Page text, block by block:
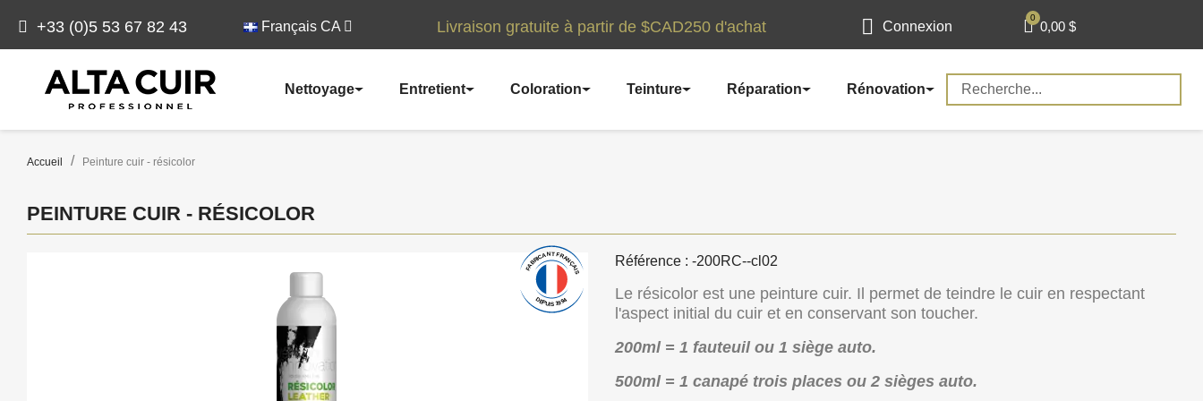
+33 (0)5 53 67 82 43 Français CA Livraison gratuite à partir de $CAD250 d'achat Connexion 0,00 $
Nettoyage Entretient Coloration Teinture Réparation Rénovation
Accueil Peinture cuir - résicolor
PEINTURE CUIR - RÉSICOLOR
Référence : -200RC--cl02
Le résicolor est une peinture cuir. Il permet de teindre le cuir en respectant
l'aspect initial du cuir et en conservant son toucher.
200ml = 1 fauteuil ou 1 siège auto.
500ml = 1 canapé trois places ou 2 sièges auto.